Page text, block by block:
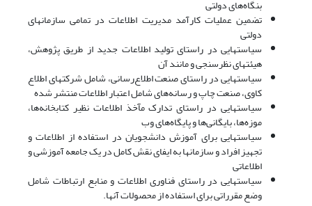
بنگاه‌های دولتی
تضمین عملیات کارآمد مدیریت اطلاعات در تمامی سازمانهای
دولتی
سیاستهایی در راستای تولید اطلاعات جدید از طریق پژوهش،
هیئتهای نظرسنجی و مانند آن
سیاستهایی در راستای صنعت اطلاع‌رسانی، شامل شرکتهای اطلاع
کاوی، صنعت چاپ و رسانه‌های شامل اعتبار اطلاعات منتشر شده
سیاستهایی در راستای تدارک مآخذ اطلاعات نظیر کتابخانه‌ها،
موزه‌ها، بایگانی‌ها و پایگاه‌های وب
سیاستهایی برای آموزش دانشجویان در استفاده از اطلاعات و
تجهیز افراد و سازمانها به ایفای نقش کامل در یک جامعه آموزشی و
اطلاعاتی
سیاستهایی در راستای فناوری اطلاعات و منابع ارتباطات شامل
وضع مقرراتی برای استفاده از محصولات آنها.